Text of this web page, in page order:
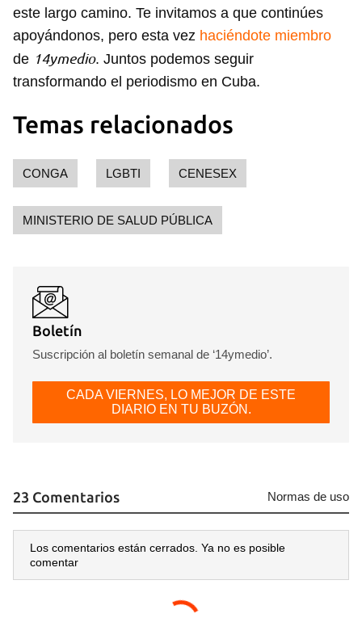
este largo camino. Te invitamos a que continúes
apoyándonos, pero esta vez haciéndote miembro
de 14ymedio. Juntos podemos seguir
transformando el periodismo en Cuba.
Temas relacionados
CONGA LGBTI CENESEX
MINISTERIO DE SALUD PÚBLICA
Boletín
Suscripción al boletín semanal de ‘14ymedio’.
CADA VIERNES, LO MEJOR DE ESTE
DIARIO EN TU BUZÓN.
23 Comentarios Normas de uso
Los comentarios están cerrados. Ya no es posible
comentar